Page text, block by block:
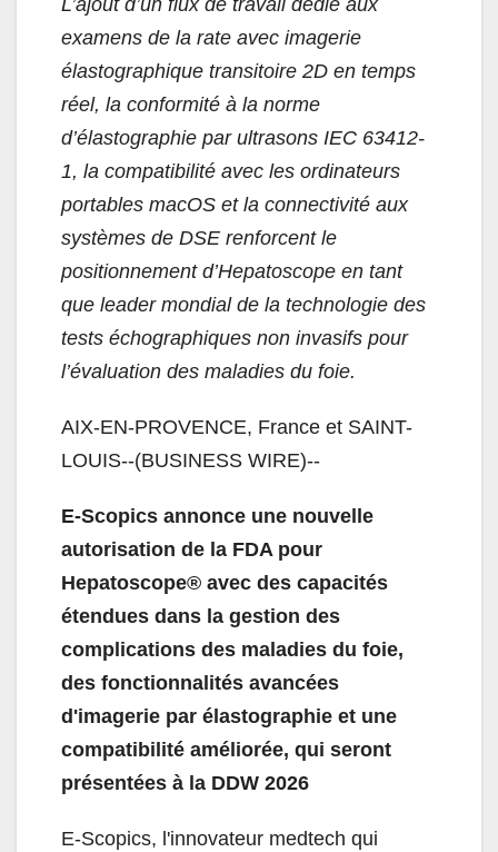
L’ajout d’un flux de travail dédié aux
examens de la rate avec imagerie
élastographique transitoire 2D en temps
réel, la conformité à la norme
d’élastographie par ultrasons IEC 63412-
1, la compatibilité avec les ordinateurs
portables macOS et la connectivité aux
systèmes de DSE renforcent le
positionnement d’Hepatoscope en tant
que leader mondial de la technologie des
tests échographiques non invasifs pour
l’évaluation des maladies du foie.
AIX-EN-PROVENCE, France et SAINT-
LOUIS--(BUSINESS WIRE)--
E-Scopics annonce une nouvelle
autorisation de la FDA pour
Hepatoscope® avec des capacités
étendues dans la gestion des
complications des maladies du foie,
des fonctionnalités avancées
d'imagerie par élastographie et une
compatibilité améliorée, qui seront
présentées à la DDW 2026
E-Scopics, l'innovateur medtech qui